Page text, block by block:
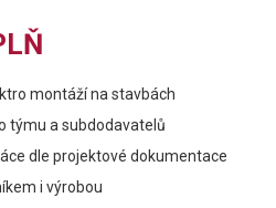
montáží na stavbách
týmu a subdodavatelů
dle projektové dokumentace
i výrobou